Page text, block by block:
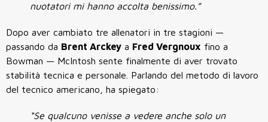
nuotatori mi hanno accolta benissimo.”
Dopo aver cambiato tre allenatori in tre stagioni —
passando da Brent Arckey a Fred Vergnoux fino a
Bowman — McIntosh sente finalmente di aver trovato
stabilità tecnica e personale. Parlando del metodo di lavoro
del tecnico americano, ha spiegato:
“Se qualcuno venisse a vedere anche solo un